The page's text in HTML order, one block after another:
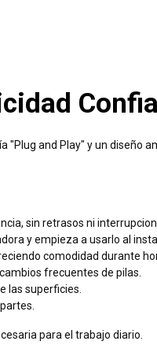
and Play" y un diseño
sin retrasos ni
y empieza a usarlo al
comodidad durante
frecuentes de pilas.
las superficies.
para el trabajo diario.